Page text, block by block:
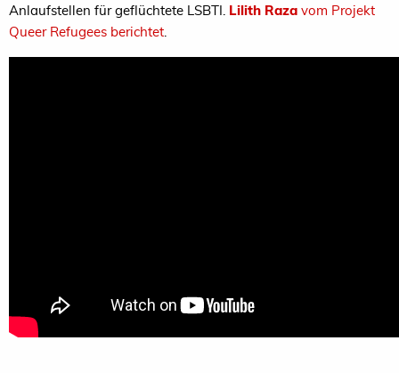
Anlaufstellen für geflüchtete LSBTI. Lilith Raza vom Projekt
Queer Refugees berichtet.